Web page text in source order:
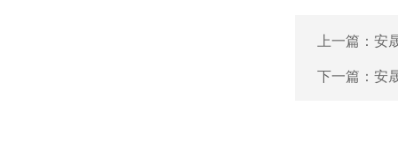
上一篇： 安
下一篇： 安